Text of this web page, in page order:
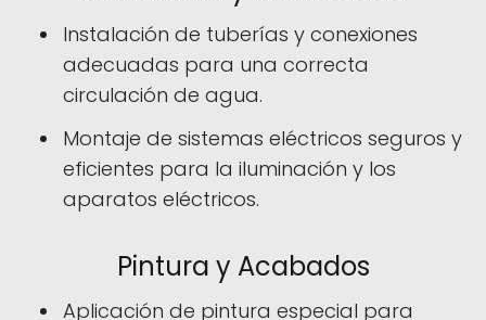
Instalación de tuberías y conexiones
adecuadas para una correcta
circulación de agua.
Montaje de sistemas eléctricos seguros y
eficientes para la iluminación y los
aparatos eléctricos.
Pintura y Acabados
Aplicación de pintura especial para